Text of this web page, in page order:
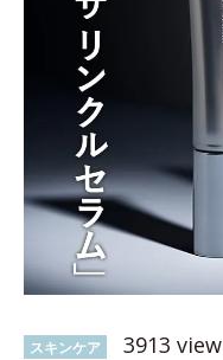
スキンケア 3913 view